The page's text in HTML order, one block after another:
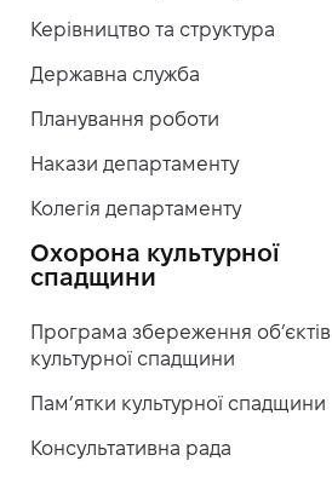
Керівництво та структура
Державна служба
Планування роботи
Накази департаменту
Колегія департаменту
Охорона культурної
спадщини
Програма збереження об’єктів
культурної спадщини
Пам’ятки культурної спадщини
Консультативна рада